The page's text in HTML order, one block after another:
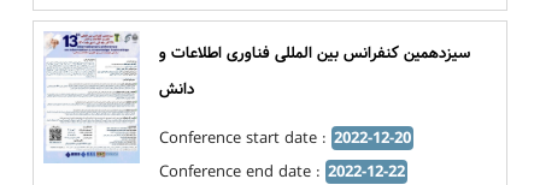
سیزدهمین کنفرانس بین المللی فناوری اطلاعات و
دانش
Conference start date : 2022-12-20
Conference end date : 2022-12-22